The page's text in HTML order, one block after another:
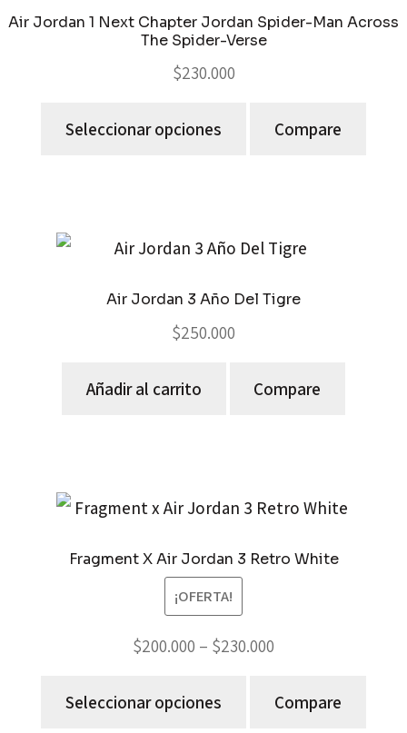
Air Jordan 1 Next Chapter Jordan Spider-Man Across
The Spider-Verse
$230.000
Seleccionar opciones Compare
Air Jordan 3 Año Del Tigre
$250.000
Añadir al carrito Compare
Fragment X Air Jordan 3 Retro White
¡OFERTA!
$200.000 – $230.000
Seleccionar opciones Compare